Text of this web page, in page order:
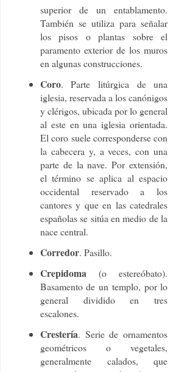
superior de un entablamento.
También se utiliza para señalar
los pisos o plantas sobre el
paramento exterior de los muros
en algunas construcciones.
Coro. Parte litúrgica de una
iglesia, reservada a los canónigos
y clérigos, ubicada por lo general
al este en una iglesia orientada.
El coro suele corresponderse con
la cabecera y, a veces, con una
parte de la nave. Por extensión,
el término se aplica al espacio
occidental reservado a los
cantores y que en las catedrales
españolas se sitúa en medio de la
nace central.
Corredor. Pasillo.
Crepidoma (o estereóbato).
Basamento de un templo, por lo
general dividido en tres
escalones.
Crestería. Serie de ornamentos
geométricos o vegetales,
generalmente calados, que